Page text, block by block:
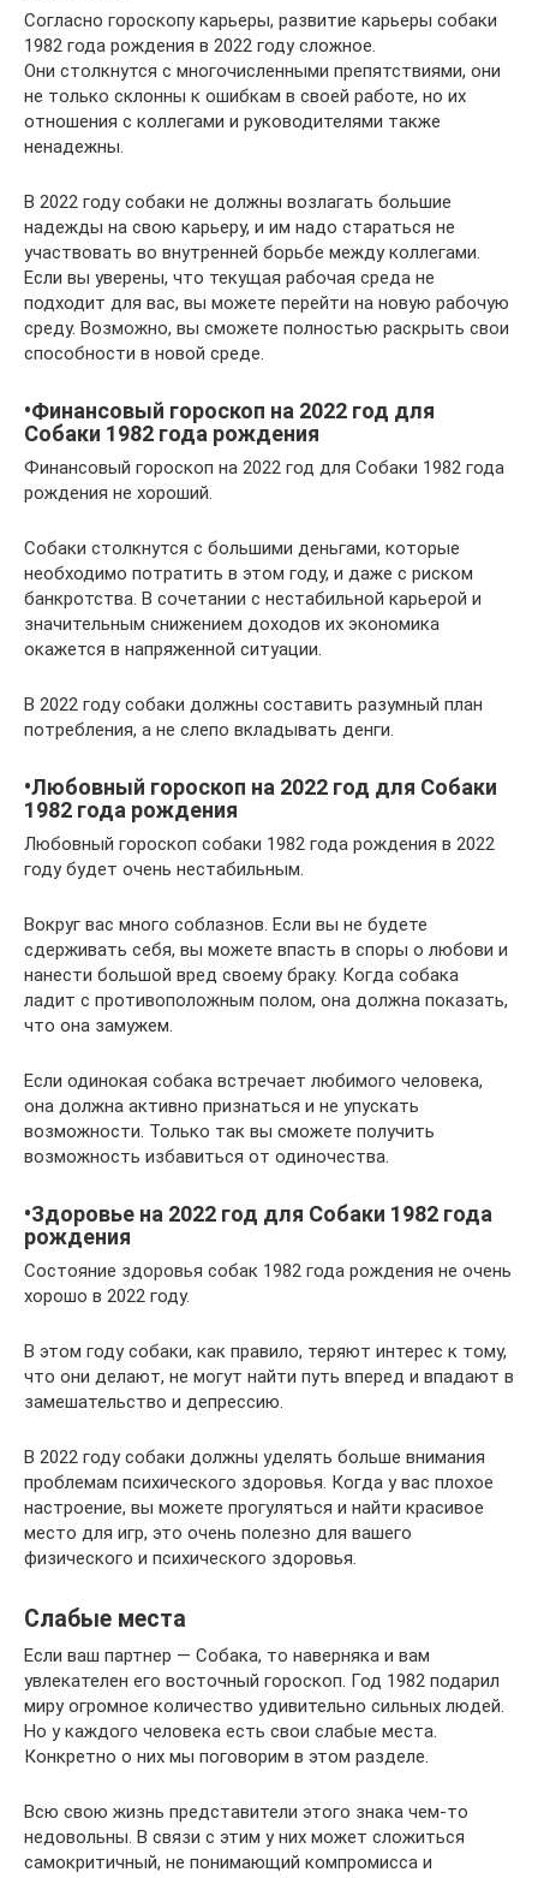
Согласно гороскопу карьеры, развитие карьеры собаки
1982 года рождения в 2022 году сложное.
Они столкнутся с многочисленными препятствиями, они
не только склонны к ошибкам в своей работе, но их
отношения с коллегами и руководителями также
ненадежны.
В 2022 году собаки не должны возлагать большие
надежды на свою карьеру, и им надо стараться не
участвовать во внутренней борьбе между коллегами.
Если вы уверены, что текущая рабочая среда не
подходит для вас, вы можете перейти на новую рабочую
среду. Возможно, вы сможете полностью раскрыть свои
способности в новой среде.
•Финансовый гороскоп на 2022 год для
Собаки 1982 года рождения
Финансовый гороскоп на 2022 год для Собаки 1982 года
рождения не хороший.
Собаки столкнутся с большими деньгами, которые
необходимо потратить в этом году, и даже с риском
банкротства. В сочетании с нестабильной карьерой и
значительным снижением доходов их экономика
окажется в напряженной ситуации.
В 2022 году собаки должны составить разумный план
потребления, а не слепо вкладывать денги.
•Любовный гороскоп на 2022 год для Собаки
1982 года рождения
Любовный гороскоп собаки 1982 года рождения в 2022
году будет очень нестабильным.
Вокруг вас много соблазнов. Если вы не будете
сдерживать себя, вы можете впасть в споры о любови и
нанести большой вред своему браку. Когда собака
ладит с противоположным полом, она должна показать,
что она замужем.
Если одинокая собака встречает любимого человека,
она должна активно признаться и не упускать
возможности. Только так вы сможете получить
возможность избавиться от одиночества.
•Здоровье на 2022 год для Собаки 1982 года
рождения
Состояние здоровья собак 1982 года рождения не очень
хорошо в 2022 году.
В этом году собаки, как правило, теряют интерес к тому,
что они делают, не могут найти путь вперед и впадают в
замешательство и депрессию.
В 2022 году собаки должны уделять больше внимания
проблемам психического здоровья. Когда у вас плохое
настроение, вы можете прогуляться и найти красивое
место для игр, это очень полезно для вашего
физического и психического здоровья.
Слабые места
Если ваш партнер — Собака, то наверняка и вам
увлекателен его восточный гороскоп. Год 1982 подарил
миру огромное количество удивительно сильных людей.
Но у каждого человека есть свои слабые места.
Конкретно о них мы поговорим в этом разделе.
Всю свою жизнь представители этого знака чем-то
недовольны. В связи с этим у них может сложиться
самокритичный, не понимающий компромисса и